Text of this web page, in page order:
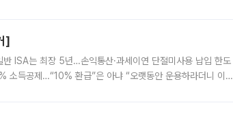
]
ISA는 최장 5년…손익통산·과세이연 단절미사용 납입 한도
소득공제…“10% 환급”은 아냐 “오랫동안 운용하라더니 이제